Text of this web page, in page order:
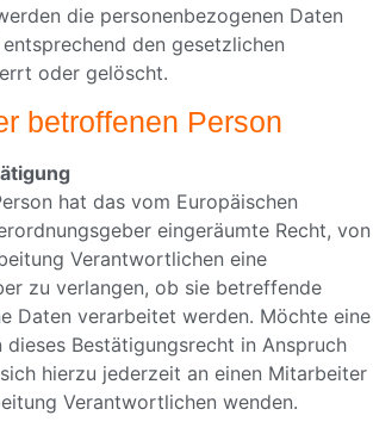
die personenbezogenen Daten
den gesetzlichen
oder gelöscht.
betroffenen Person
hat das vom Europäischen
eingeräumte Recht, von
Verantwortlichen eine
zu verlangen, ob sie betreffende
Daten verarbeitet werden. Möchte eine
Bestätigungsrecht in Anspruch
hierzu jederzeit an einen Mitarbeiter
Verantwortlichen wenden.